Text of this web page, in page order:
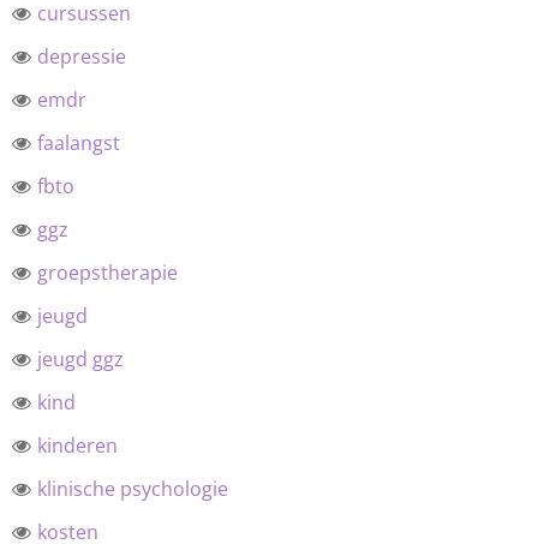
cursussen
depressie
emdr
faalangst
fbto
ggz
groepstherapie
jeugd
jeugd ggz
kind
kinderen
klinische psychologie
kosten